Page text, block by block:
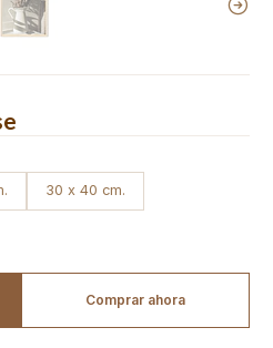
30 x 40 cm.
Comprar ahora